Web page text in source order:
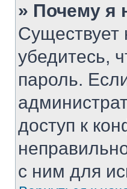
» Почему я
Существует
убедитесь,
пароль.
доступ к
с ним для